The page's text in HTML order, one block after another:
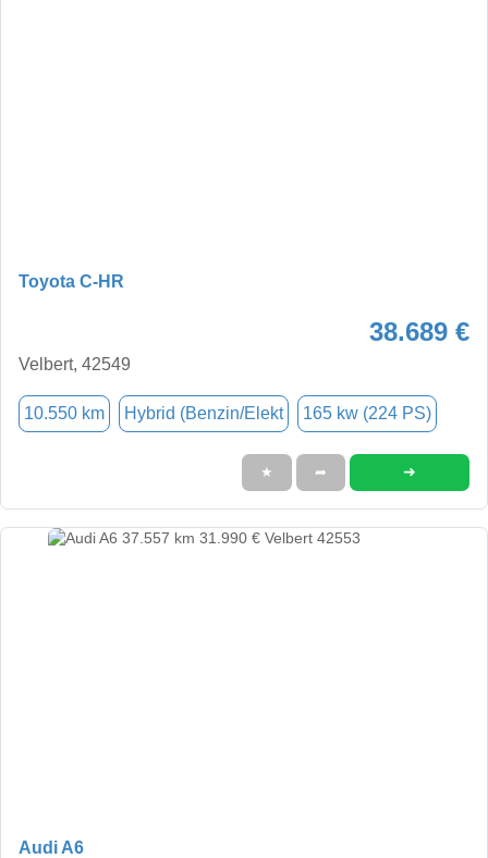
Toyota C-HR
38.689 €
Velbert, 42549
10.550 km Hybrid (Benzin/Elekt 165 kw (224 PS)
★ ➦ ➜
Audi A6